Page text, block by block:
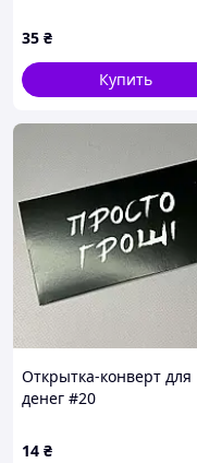
35 ₴
Купить
Открытка-конверт для
денег #20
14 ₴